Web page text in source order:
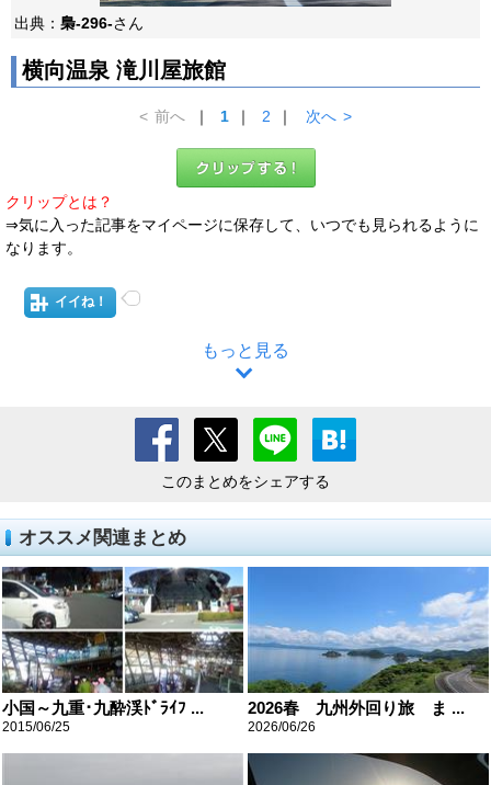
出典： 梟-296-さん
横向温泉 滝川屋旅館
< 前へ ｜ 1 ｜ 2 ｜ 次へ >
クリップとは？
⇒気に入った記事をマイページに保存して、いつでも見られるように
なります。
イイね！
もっと見る
このまとめをシェアする
オススメ関連まとめ
小国～九重･九酔渓ﾄﾞﾗｲﾌ ...
2015/06/25
2026春 九州外回り旅 ま ...
2026/06/26